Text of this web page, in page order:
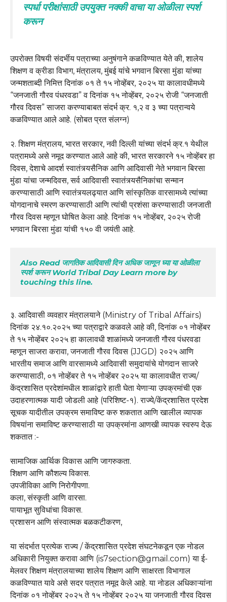
स्पर्धा परीक्षांसाठी उपयुक्त नक्की वाचा या ओळीला स्पर्श
करून
उपरोक्त विषयी संदर्भीय पत्राच्या अनुषंगाने कळविण्यात येते की, शालेय
शिक्षण व क्रीडा विभाग, मंत्रालय, मुंबई यांचे भगवान बिरसा मुंडा यांच्या
जन्मशताब्दी निमित्त दिनांक ०१ ते १५ नोव्हेंबर, २०२५ या कालावधीमध्ये
“जनजाती गौरव पंधरवडा” व दिनांक १५ नोव्हेंबर, २०२५ रोजी “जनजाती
गौरव दिवस” साजरा करण्याबाबत संदर्भ क्र. १,२ व ३ च्या पत्रान्वये
कळविण्यात आले आहे. (सोबत प्रत संलग्न)
२. शिक्षण मंत्रालय, भारत सरकार, नवी दिल्ली यांच्या संदर्भ क्र.१ येथील
पत्रामध्ये असे नमूद करण्यात आले आहे की, भारत सरकारने १५ नोव्हेंबर हा
दिवस, देशाचे आदर्श स्वातंत्र्यसैनिक आणि आदिवासी नेते भगवान बिरसा
मुंडा यांचा जन्मदिवस, सर्व आदिवासी स्वातंत्र्यसैनिकांचा सन्मान
करण्यासाठी आणि स्वातंत्र्यलढ्यात आणि सांस्कृतिक वारसामध्ये त्यांच्या
योगदानाचे स्मरण करण्यासाठी आणि त्यांची प्रशंसा करण्यासाठी जनजाती
गौरव दिवस म्हणून घोषित केला आहे. दिनांक १५ नोव्हेंबर, २०२५ रोजी
भगवान बिरसा मुंडा यांची १५० वी जयंती आहे.
Also Read जागतिक आदिवासी दिन अधिक जाणून घ्या या ओळीला
स्पर्श करून World Tribal Day Learn more by
touching this line.
३. आदिवासी व्यवहार मंत्रालयाने (Ministry of Tribal Affairs)
दिनांक २४.१०.२०२५ च्या पत्राद्वारे कळवले आहे की, दिनांक ०१ नोव्हेंबर
ते १५ नोव्हेंबर २०२५ हा कालावधी शाळांमध्ये जनजाती गौरव पंधरवडा
म्हणून साजरा करावा, जनजाती गौरव दिवस (JJGD) २०२५ आणि
भारतीय समाज आणि वारसामध्ये आदिवासी समुदायांचे योगदान साजरे
करण्यासाठी, ०१ नोव्हेंबर ते १५ नोव्हेंबर २०२५ या कालावधीत राज्य/
केंद्रशासित प्रदेशांमधील शाळांद्वारे हाती घेता येणाऱ्या उपक्रमांची एक
उदाहरणात्मक यादी जोडली आहे (परिशिष्ट-१). राज्ये/केंद्रशासित प्रदेश
सूचक यादीतील उपक्रम समाविष्ट करु शकतात आणि खालील व्यापक
विषयांना समाविष्ट करण्यासाठी या उपक्रमांना आणखी व्यापक स्वरुप देऊ
शकतात :-
सामाजिक आर्थिक विकास आणि जागरुकता.
शिक्षण आणि कौशल्य विकास.
उपजीविका आणि निरोगीपणा.
कला, संस्कृती आणि वारसा.
पायाभूत सुविधांचा विकास.
प्रशासन आणि संस्वात्मक बळकटीकरण,
या संदर्भात प्रत्येक राज्य / केंद्रशासित प्रदेश संघटनेकडून एक नोडल
अधिकारी नियुक्त करावा आणि (is7section@gmail.com) या ई-
मेलवर शिक्षण मंत्रालयाच्या शालेय शिक्षण आणि साक्षरता विभागाल
कळविण्यात यावे असे सदर पत्रात नमूद केले आहे. या नोडल अधिकाऱ्यांना
दिनांक ०१ नोव्हेंबर २०२५ ते १५ नोव्हेंबर २०२५ या जनजाती गौरव दिवस